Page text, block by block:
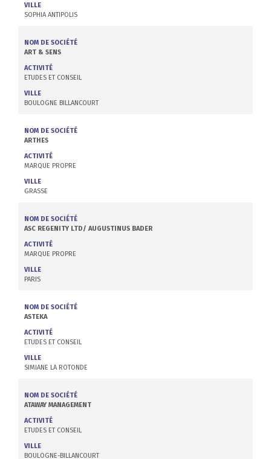
VILLE
SOPHIA ANTIPOLIS
NOM DE SOCIÉTÉ
ART & SENS
ACTIVITÉ
ETUDES ET CONSEIL
VILLE
BOULOGNE BILLANCOURT
NOM DE SOCIÉTÉ
ARTHES
ACTIVITÉ
MARQUE PROPRE
VILLE
GRASSE
NOM DE SOCIÉTÉ
ASC REGENITY LTD/ AUGUSTINUS BADER
ACTIVITÉ
MARQUE PROPRE
VILLE
PARIS
NOM DE SOCIÉTÉ
ASTEKA
ACTIVITÉ
ETUDES ET CONSEIL
VILLE
SIMIANE LA ROTONDE
NOM DE SOCIÉTÉ
ATAWAY MANAGEMENT
ACTIVITÉ
ETUDES ET CONSEIL
VILLE
BOULOGNE-BILLANCOURT